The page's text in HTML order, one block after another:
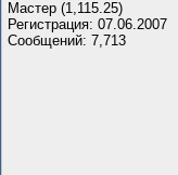
Мастер (1,115.25)
Регистрация: 07.06.2007
Сообщений: 7,713